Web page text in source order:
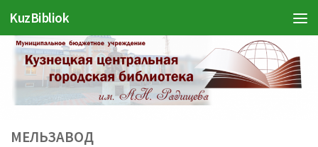
Перейти к содержимому
KuzBibliok
МЕЛЬЗАВОД